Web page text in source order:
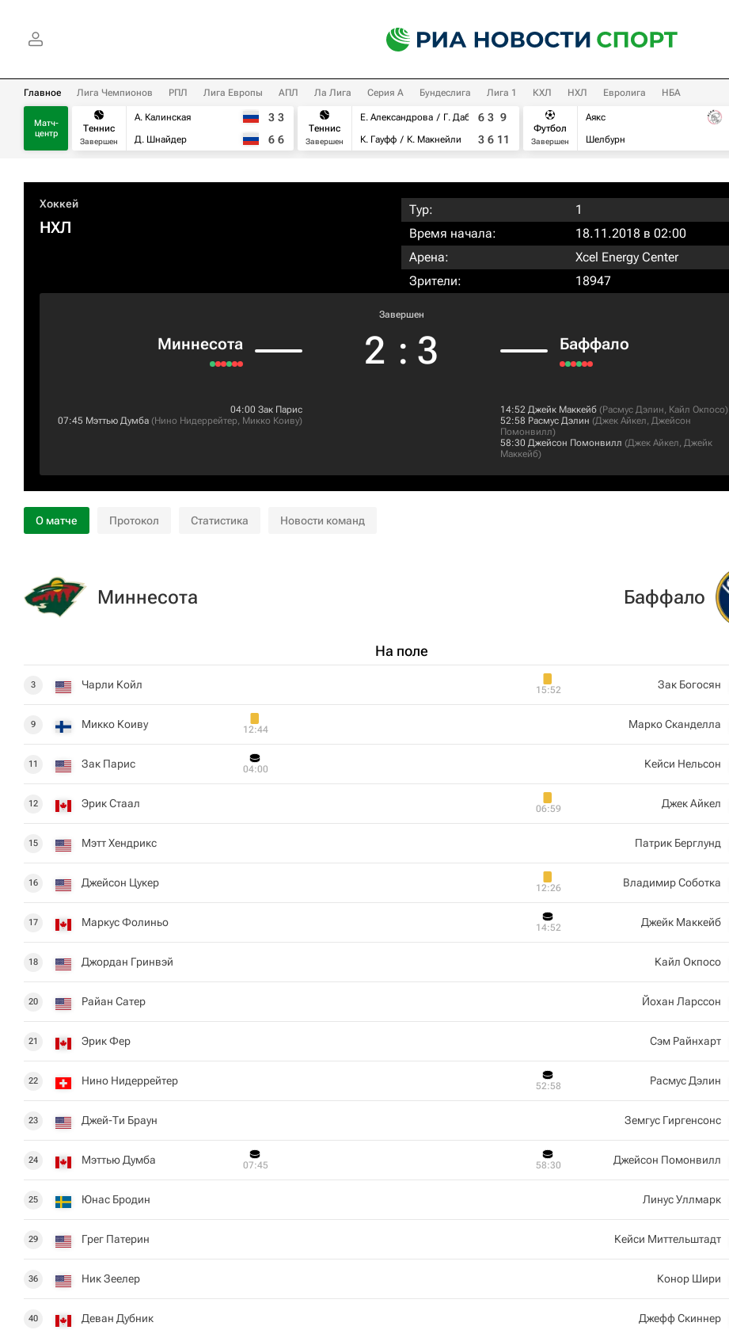
Главное Лига Чемпионов РПЛ Лига Европы АПЛ Ла Лига Серия А Бундеслига Лига 1 КХЛ НХЛ Евролига НБА
Матч-
центр
Теннис
Завершен
А. Калинская
Д. Шнайдер
3 3
6 6
Теннис
Завершен
Е. Александрова
Г. Дабровски
К. Гауфф
К. Макнейли
6 3 9
3 6 11
Футбол
Завершен
Аякс
Шелбурн
Хоккей
НХЛ
Тур:
1
Время начала:
18.11.2018 в 02:00
Арена:
Xcel Energy Center
Зрители:
18947
Миннесота
Завершен
2 : 3 Баффало
04:00 Зак Парис
07:45 Мэттью Думба (Нино Нидеррейтер, Микко Коиву)
14:52 Джейк Маккейб (Расмус Дэлин, Кайл Окпосо)
52:58 Расмус Дэлин (Джек Айкел, Джейсон
Помонвилл)
58:30 Джейсон Помонвилл (Джек Айкел, Джейк
Маккейб)
О матче Протокол Статистика Новости команд
Миннесота
На поле
3 Чарли Койл
9 Микко Коиву 12:44
11 Зак Парис 04:00
12 Эрик Стаал
15 Мэтт Хендрикс
16 Джейсон Цукер
17 Маркус Фолиньо
18 Джордан Гринвэй
20 Райан Сатер
21 Эрик Фер
22 Нино Нидеррейтер
23 Джей-Ти Браун
24 Мэттью Думба 07:45
25 Юнас Бродин
29 Грег Патерин
36 Ник Зеелер
40 Деван Дубник
Баффало
Зак Богосян
15:52
Марко Сканделла
Кейси Нельсон
Джек Айкел
06:59
Патрик Берглунд
Владимир Соботка
12:26
Джейк Маккейб
14:52
Кайл Окпосо
Йохан Ларссон
Сэм Райнхарт
Расмус Дэлин
52:58
Земгус Гиргенсонс
Джейсон Помонвилл
58:30
Линус Уллмарк
Кейси Миттельштадт
Конор Шири
Джефф Скиннер